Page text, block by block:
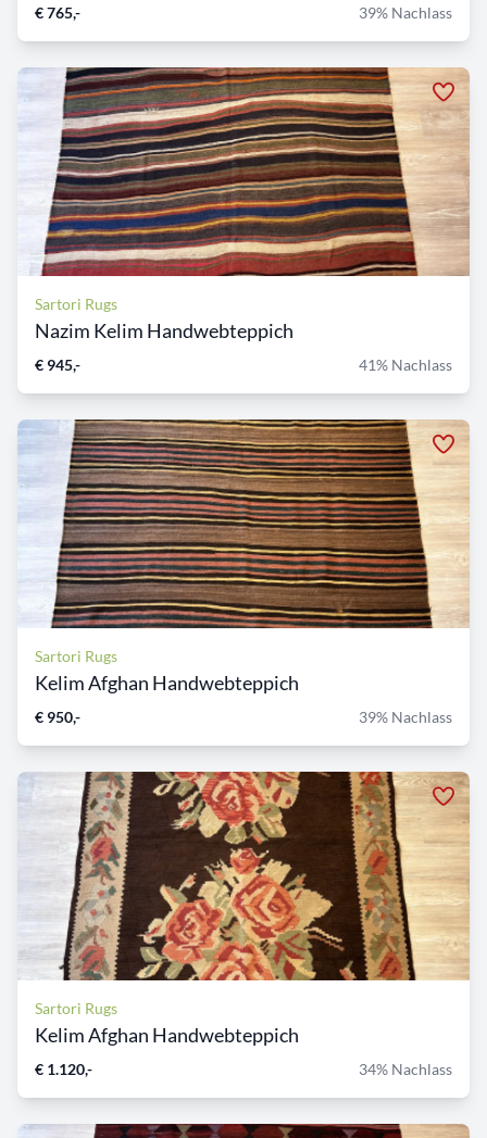
€ 765,- 39% Nachlass
Sartori Rugs
Nazim Kelim Handwebteppich
€ 945,- 41% Nachlass
Sartori Rugs
Kelim Afghan Handwebteppich
€ 950,- 39% Nachlass
Sartori Rugs
Kelim Afghan Handwebteppich
€ 1.120,- 34% Nachlass